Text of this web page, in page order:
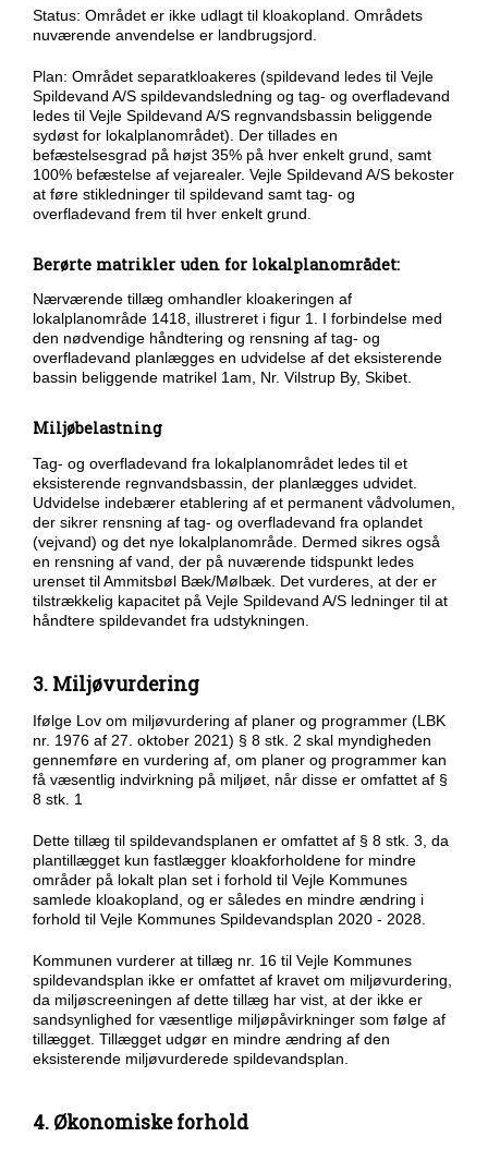
Status: Området er ikke udlagt til kloakopland. Områdets
nuværende anvendelse er landbrugsjord.
Plan: Området separatkloakeres (spildevand ledes til Vejle
Spildevand A/S spildevandsledning og tag- og overfladevand
ledes til Vejle Spildevand A/S regnvandsbassin beliggende
sydøst for lokalplanområdet). Der tillades en
befæstelsesgrad på højst 35% på hver enkelt grund, samt
100% befæstelse af vejarealer. Vejle Spildevand A/S bekoster
at føre stikledninger til spildevand samt tag- og
overfladevand frem til hver enkelt grund.
Berørte matrikler uden for lokalplanområdet:
Nærværende tillæg omhandler kloakeringen af
lokalplanområde 1418, illustreret i figur 1. I forbindelse med
den nødvendige håndtering og rensning af tag- og
overfladevand planlægges en udvidelse af det eksisterende
bassin beliggende matrikel 1am, Nr. Vilstrup By, Skibet.
Miljøbelastning
Tag- og overfladevand fra lokalplanområdet ledes til et
eksisterende regnvandsbassin, der planlægges udvidet.
Udvidelse indebærer etablering af et permanent vådvolumen,
der sikrer rensning af tag- og overfladevand fra oplandet
(vejvand) og det nye lokalplanområde. Dermed sikres også
en rensning af vand, der på nuværende tidspunkt ledes
urenset til Ammitsbøl Bæk/Mølbæk. Det vurderes, at der er
tilstrækkelig kapacitet på Vejle Spildevand A/S ledninger til at
håndtere spildevandet fra udstykningen.
3. Miljøvurdering
Ifølge Lov om miljøvurdering af planer og programmer (LBK
nr. 1976 af 27. oktober 2021) § 8 stk. 2 skal myndigheden
gennemføre en vurdering af, om planer og programmer kan
få væsentlig indvirkning på miljøet, når disse er omfattet af §
8 stk. 1
Dette tillæg til spildevandsplanen er omfattet af § 8 stk. 3, da
plantillægget kun fastlægger kloakforholdene for mindre
områder på lokalt plan set i forhold til Vejle Kommunes
samlede kloakopland, og er således en mindre ændring i
forhold til Vejle Kommunes Spildevandsplan 2020 - 2028.
Kommunen vurderer at tillæg nr. 16 til Vejle Kommunes
spildevandsplan ikke er omfattet af kravet om miljøvurdering,
da miljøscreeningen af dette tillæg har vist, at der ikke er
sandsynlighed for væsentlige miljøpåvirkninger som følge af
tillægget. Tillægget udgør en mindre ændring af den
eksisterende miljøvurderede spildevandsplan.
4. Økonomiske forhold